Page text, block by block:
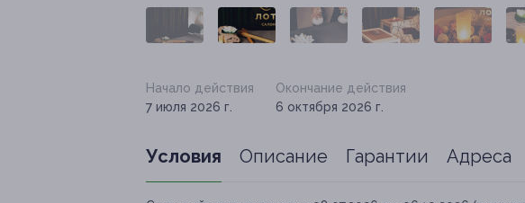
Начало действия
7 июля 2026 г.
Окончание действия
6 октября 2026 г.
Условия Описание Гарантии Адреса